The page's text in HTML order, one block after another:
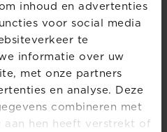
inhoud en advertenties
voor social media
te
informatie over uw
met onze partners
en analyse. Deze
combineren met
hen heeft verstrekt of